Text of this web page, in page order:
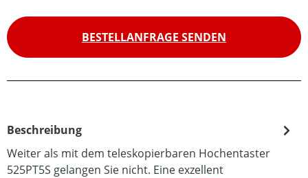
BESTELLANFRAGE SENDEN
Beschreibung
Weiter als mit dem teleskopierbaren Hochentaster
525PT5S gelangen Sie nicht. Eine exzellent